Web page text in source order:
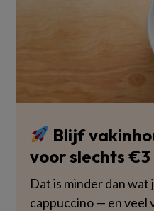
Blijf
voor slechts
Dat is minder dan
cappuccino — en veel